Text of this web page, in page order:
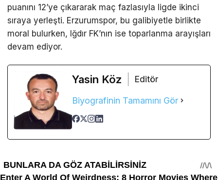
puanını 12’ye çıkararak maç fazlasıyla ligde ikinci
sıraya yerleşti. Erzurumspor, bu galibiyetle birlikte
moral bulurken, Iğdır FK’nın ise toparlanma arayışları
devam ediyor.
Yasin Köz Editör
Biyografinin Tamamını Gör